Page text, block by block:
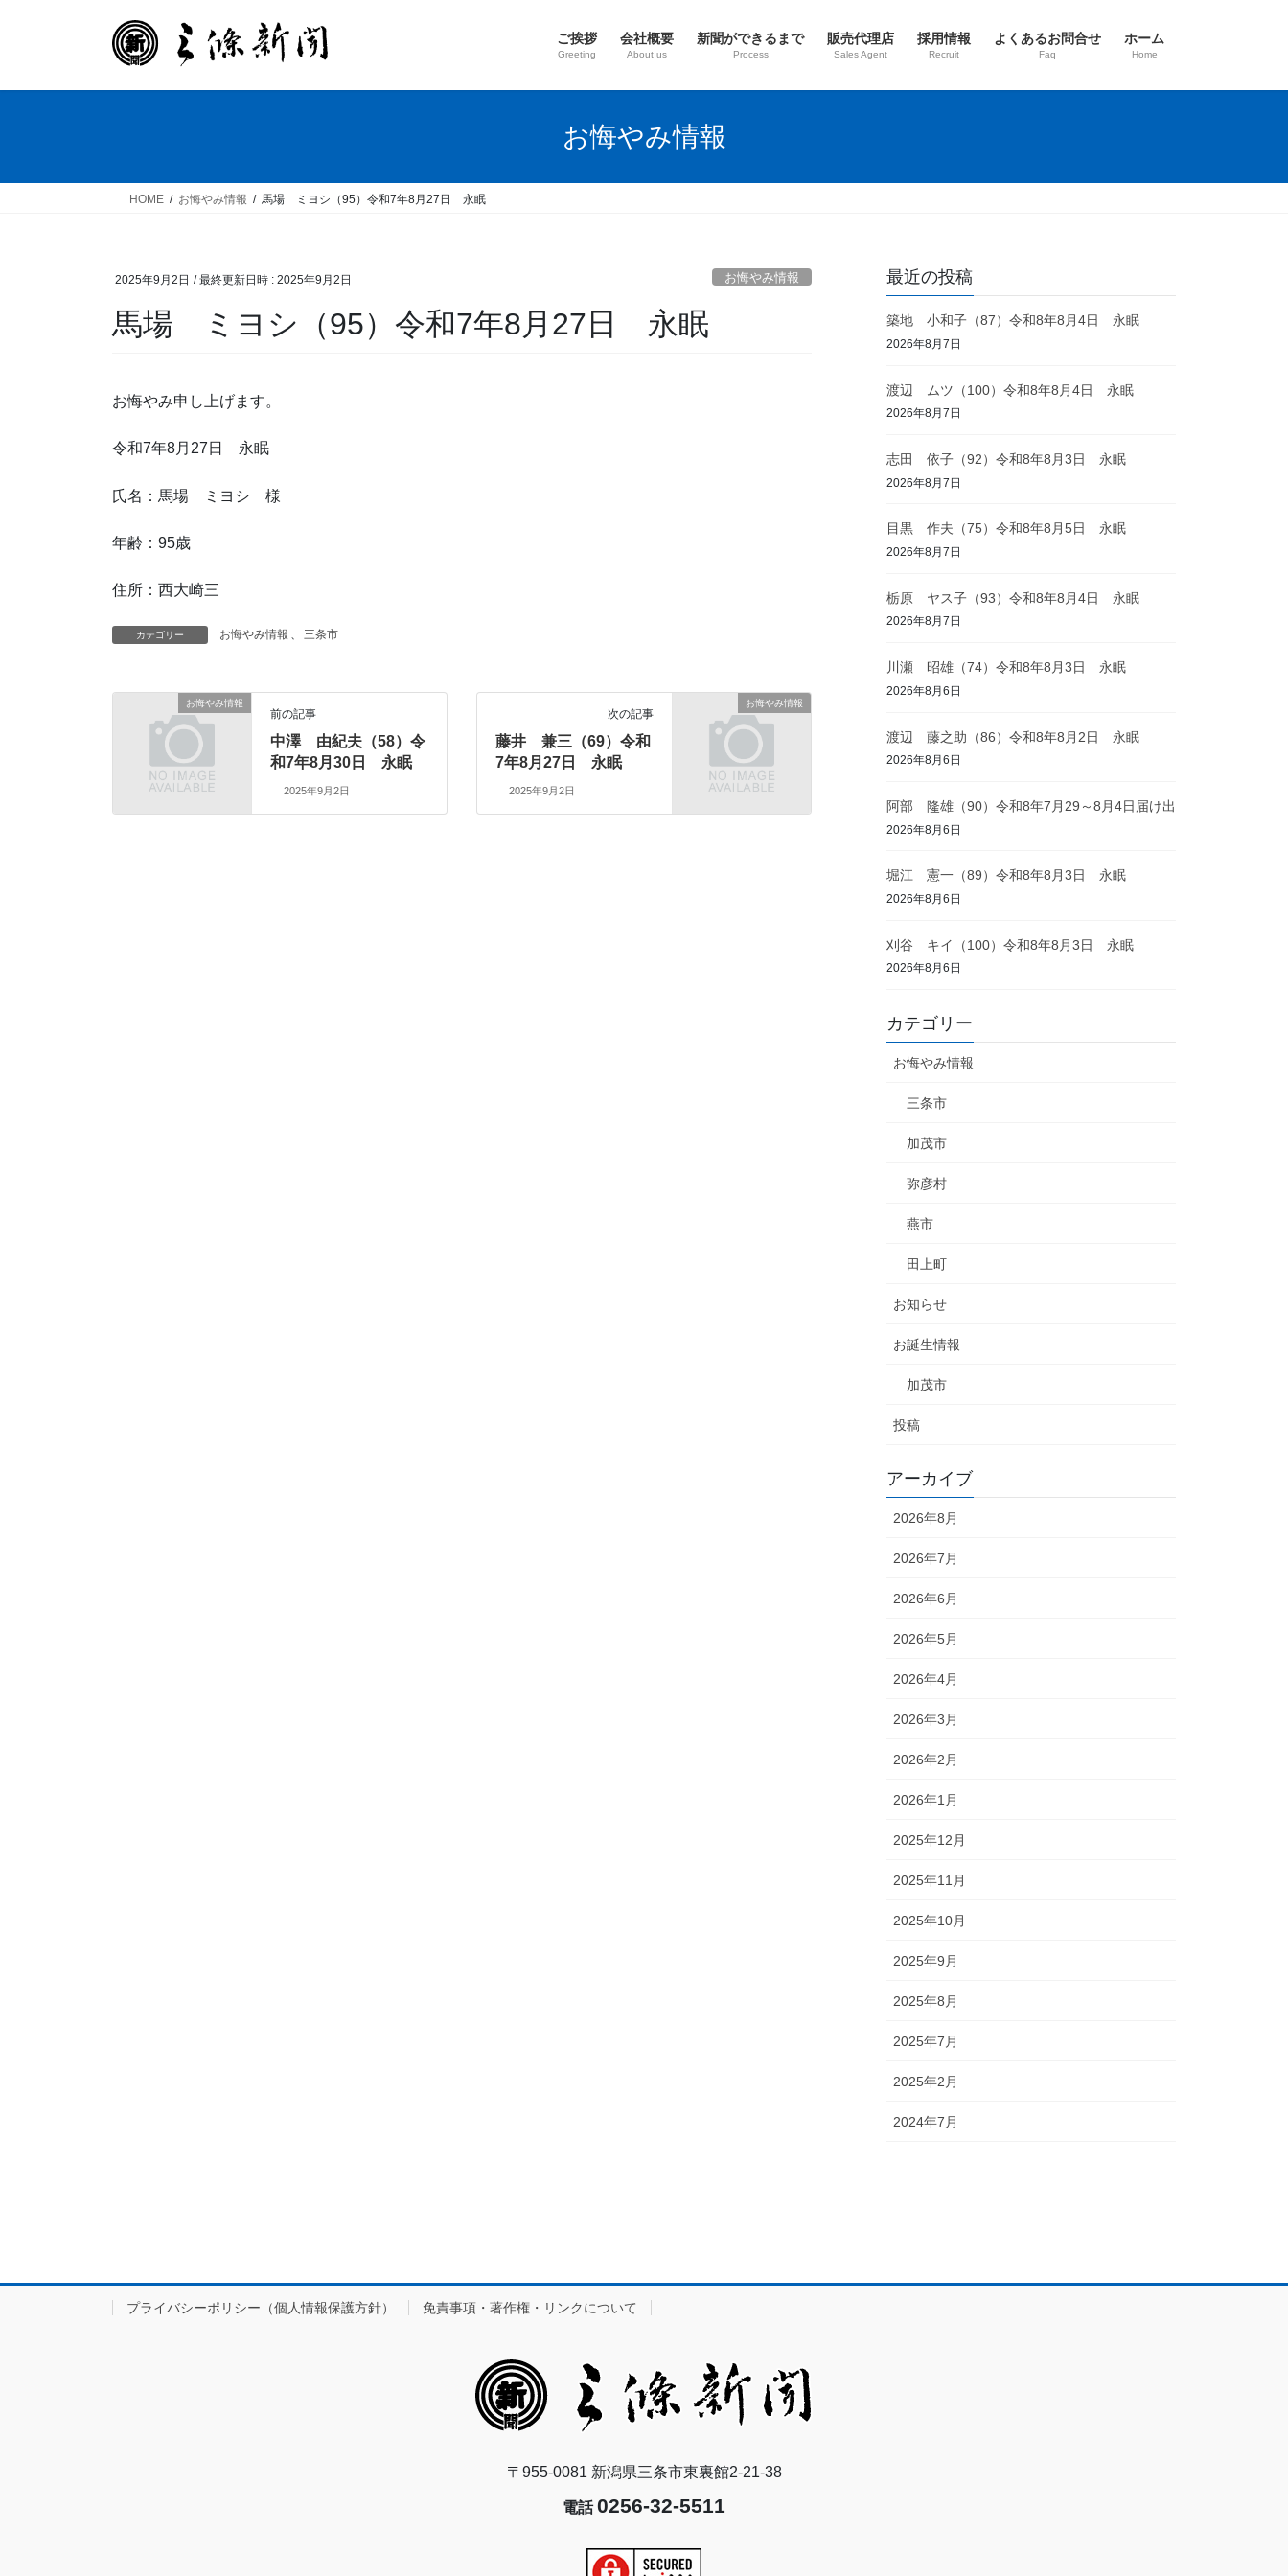
ご挨拶
Greeting
会社概要
About us
新聞ができるまで
Process
販売代理店
Sales Agent
採用情報
Recruit
よくあるお問合せ
Faq
ホーム
Home
お悔やみ情報
HOME お悔やみ情報 馬場 ミヨシ（95）令和7年8月27日 永眠
2025年9月2日 / 最終更新日時 : 2025年9月2日 お悔やみ情報
馬場 ミヨシ（95）令和7年8月27日 永眠
お悔やみ申し上げます。
令和7年8月27日 永眠
氏名：馬場 ミヨシ 様
年齢：95歳
住所：西大崎三
カテゴリー お悔やみ情報 、 三条市
お悔やみ情報
前の記事
中澤 由紀夫（58）令
和7年8月30日 永眠
2025年9月2日
お悔やみ情報
次の記事
藤井 兼三（69）令和
7年8月27日 永眠
2025年9月2日
最近の投稿
築地 小和子（87）令和8年8月4日 永眠
2026年8月7日
渡辺 ムツ（100）令和8年8月4日 永眠
2026年8月7日
志田 依子（92）令和8年8月3日 永眠
2026年8月7日
目黒 作夫（75）令和8年8月5日 永眠
2026年8月7日
栃原 ヤス子（93）令和8年8月4日 永眠
2026年8月7日
川瀬 昭雄（74）令和8年8月3日 永眠
2026年8月6日
渡辺 藤之助（86）令和8年8月2日 永眠
2026年8月6日
阿部 隆雄（90）令和8年7月29～8月4日届け出
2026年8月6日
堀江 憲一（89）令和8年8月3日 永眠
2026年8月6日
刈谷 キイ（100）令和8年8月3日 永眠
2026年8月6日
カテゴリー
お悔やみ情報
三条市
加茂市
弥彦村
燕市
田上町
お知らせ
お誕生情報
加茂市
投稿
アーカイブ
2026年8月
2026年7月
2026年6月
2026年5月
2026年4月
2026年3月
2026年2月
2026年1月
2025年12月
2025年11月
2025年10月
2025年9月
2025年8月
2025年7月
2025年2月
2024年7月
プライバシーポリシー（個人情報保護方針） 免責事項・著作権・リンクについて
〒955-0081 新潟県三条市東裏館2-21-38
電話0256-32-5511